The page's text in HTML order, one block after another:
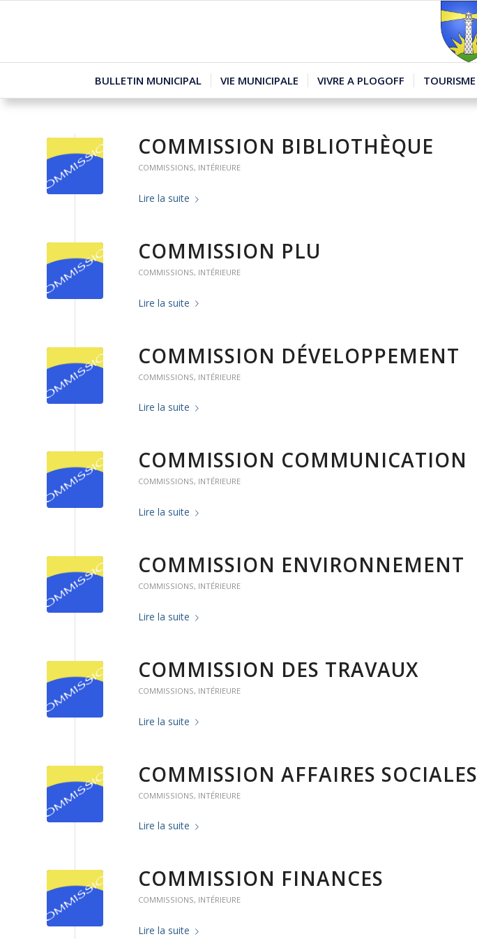
BULLETIN MUNICIPAL VIE MUNICIPALE VIVRE A PLOGOFF TOURISME
COMMISSION BIBLIOTHÈQUE
COMMISSIONS, INTÉRIEURE
Lire la suite
COMMISSION PLU
COMMISSIONS, INTÉRIEURE
Lire la suite
COMMISSION DÉVELOPPEMENT
COMMISSIONS, INTÉRIEURE
Lire la suite
COMMISSION COMMUNICATION
COMMISSIONS, INTÉRIEURE
Lire la suite
COMMISSION ENVIRONNEMENT
COMMISSIONS, INTÉRIEURE
Lire la suite
COMMISSION DES TRAVAUX
COMMISSIONS, INTÉRIEURE
Lire la suite
COMMISSION AFFAIRES SOCIALES
COMMISSIONS, INTÉRIEURE
Lire la suite
COMMISSION FINANCES
COMMISSIONS, INTÉRIEURE
Lire la suite